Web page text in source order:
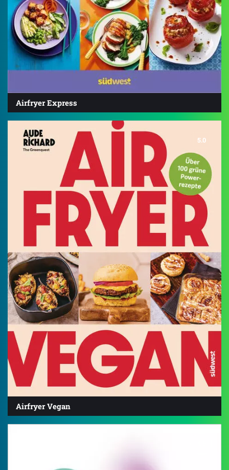
Airfryer Express
5.0
Airfryer Vegan